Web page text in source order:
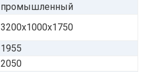
промышленный
3200x1000x1750
1955
2050